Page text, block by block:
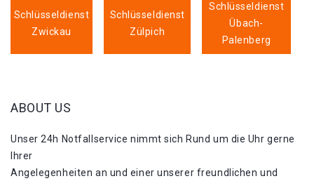
Schlüsseldienst
Zwickau
Schlüsseldienst
Zülpich
Schlüsseldienst
Übach-
Palenberg
ABOUT US
Unser 24h Notfallservice nimmt sich Rund um die Uhr gerne
Ihrer
Angelegenheiten an und einer unserer freundlichen und